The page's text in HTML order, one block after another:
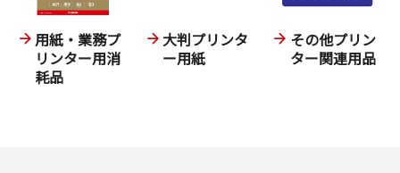
用紙・業務プ
リンター用消
耗品
大判プリンタ
ー用紙
その他プリン
ター関連用品